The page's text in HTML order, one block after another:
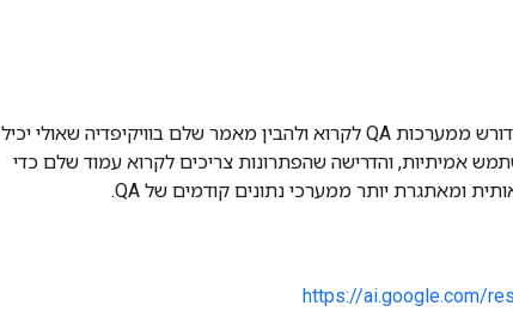
קורפוס NQ מכיל שאלות ממשתמשים אמיתיים, והוא דורש ממערכות QA לקרוא ולהבין מאמר שלם בוויקיפדיה שאולי יכיל
אמיתיות, והדרישה שהפתרונות צריכים לקרוא עמוד שלם כדי
https://ai.google.com/